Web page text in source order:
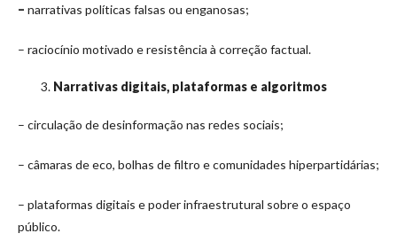
– narrativas políticas falsas ou enganosas;
– raciocínio motivado e resistência à correção factual.
Narrativas digitais, plataformas e algoritmos
– circulação de desinformação nas redes sociais;
– câmaras de eco, bolhas de filtro e comunidades hiperpartidárias;
– plataformas digitais e poder infraestrutural sobre o espaço
público.